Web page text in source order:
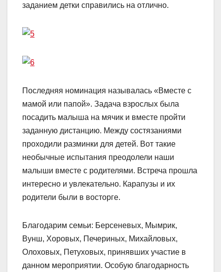
заданием детки справились на отлично.
Последняя номинация называлась «Вместе с
мамой или папой». Задача взрослых была
посадить малыша на мячик и вместе пройти
заданную дистанцию. Между состязаниями
проходили разминки для детей. Вот такие
необычные испытания преодолели наши
малыши вместе с родителями. Встреча прошла
интересно и увлекательно. Карапузы и их
родители были в восторге.
Благодарим семьи: Берсеневых, Мымрик,
Вунш, Хоровых, Печериных, Михайловых,
Олоховых, Петуховых, принявших участие в
данном мероприятии. Особую благодарность